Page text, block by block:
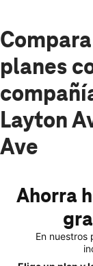
planes
Layton
Ave